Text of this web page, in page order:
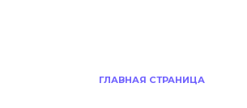
ГЛАВНАЯ СТРАНИЦА